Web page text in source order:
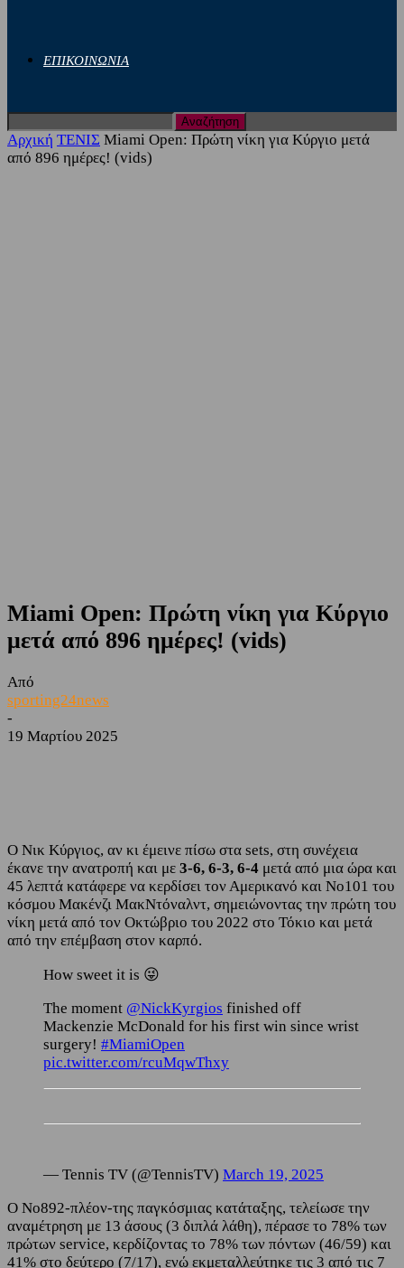
ΕΠΙΚΟΙΝΩΝΙΑ
Αρχική ΤΕΝΙΣ Miami Open: Πρώτη νίκη για Κύργιο μετά
από 896 ημέρες! (vids)
Miami Open: Πρώτη νίκη για Κύργιο
μετά από 896 ημέρες! (vids)
Από
sporting24news
-
19 Μαρτίου 2025
Ο Νικ Κύργιος, αν κι έμεινε πίσω στα sets, στη συνέχεια
έκανε την ανατροπή και με 3-6, 6-3, 6-4 μετά από μια ώρα και
45 λεπτά κατάφερε να κερδίσει τον Αμερικανό και Νο101 του
κόσμου Μακένζι ΜακΝτόναλντ, σημειώνοντας την πρώτη του
νίκη μετά από τον Οκτώβριο του 2022 στο Τόκιο και μετά
από την επέμβαση στον καρπό.
How sweet it is 😜
The moment @NickKyrgios finished off
Mackenzie McDonald for his first win since wrist
surgery! #MiamiOpen
pic.twitter.com/rcuMqwThxy
— Tennis TV (@TennisTV) March 19, 2025
Ο Νο892-πλέον-της παγκόσμιας κατάταξης, τελείωσε την
αναμέτρηση με 13 άσους (3 διπλά λάθη), πέρασε το 78% των
πρώτων service, κερδίζοντας το 78% των πόντων (46/59) και
41% στο δεύτερο (7/17), ενώ εκμεταλλεύτηκε τις 3 από τις 7